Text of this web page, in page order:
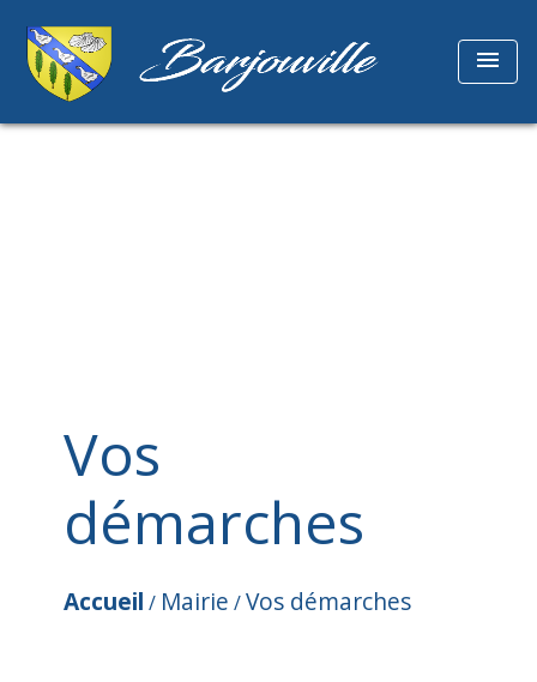
menu
Vos
démarches
Accueil / Mairie /Vos démarches